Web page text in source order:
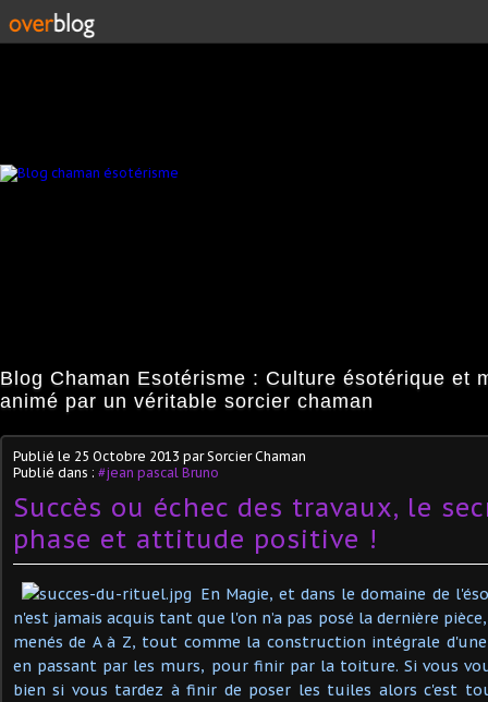
Blog Chaman Esotérisme : Culture ésotérique et
animé par un véritable sorcier chaman
Publié le 25 Octobre 2013 par Sorcier Chaman
Publié dans : #jean pascal Bruno
Succès ou échec des travaux, le
phase et attitude positive !
En Magie, et dans le domaine de
n'est jamais acquis tant que l'on n’a pas posé la dernière
menés de A à Z, tout comme la construction intégrale
en passant par les murs, pour finir par la toiture. Si vous
bien si vous tardez à finir de poser les tuiles alors c'est